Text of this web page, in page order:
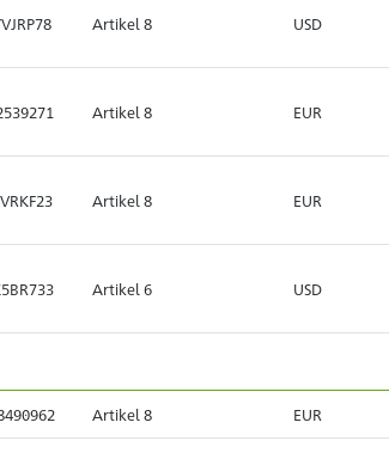
Artikel 8 USD
Artikel 8 EUR
Artikel 8 EUR
Artikel 6 USD
Artikel 8 EUR